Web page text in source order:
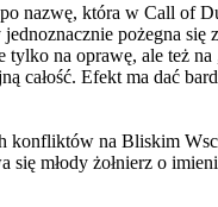
nazwę, która w Call
pożegna
na oprawę, ale też
całość. Efekt ma dać
na Bliskim
młody żołnierz o